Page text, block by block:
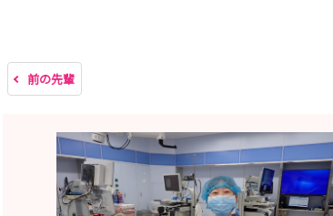
るサポート体制があります
カンファレンス
に気づく力や言葉がけ
前の先輩